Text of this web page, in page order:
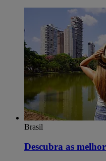
Brasil
Descubra as